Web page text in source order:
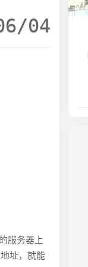
04
服务器上
址，就能